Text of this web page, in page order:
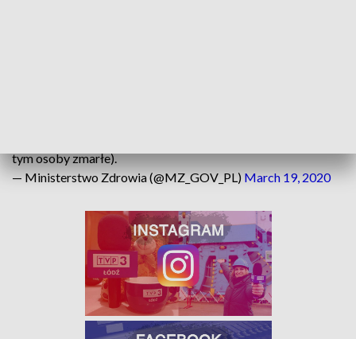
tym osoby zmarłe).
— Ministerstwo Zdrowia (@MZ_GOV_PL)March 19, 2020